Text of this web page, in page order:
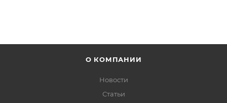
О КОМПАНИИ
Новости
Статьи